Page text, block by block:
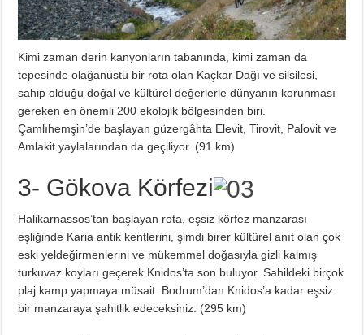
Kimi zaman derin kanyonların tabanında, kimi zaman da
tepesinde olağanüstü bir rota olan Kaçkar Dağı ve silsilesi,
sahip olduğu doğal ve kültürel değerlerle dünyanın korunması
gereken en önemli 200 ekolojik bölgesinden biri.
Çamlıhemşin’de başlayan güzergâhta Elevit, Tirovit, Palovit ve
Amlakit yaylalarından da geçiliyor. (91 km)
3- Gökova Körfezi
Halikarnassos’tan başlayan rota, eşsiz körfez manzarası
eşliğinde Karia antik kentlerini, şimdi birer kültürel anıt olan çok
eski yeldeğirmenlerini ve mükemmel doğasıyla gizli kalmış
turkuvaz koyları geçerek Knidos’ta son buluyor. Sahildeki birçok
plaj kamp yapmaya müsait. Bodrum’dan Knidos’a kadar eşsiz
bir manzaraya şahitlik edeceksiniz. (295 km)